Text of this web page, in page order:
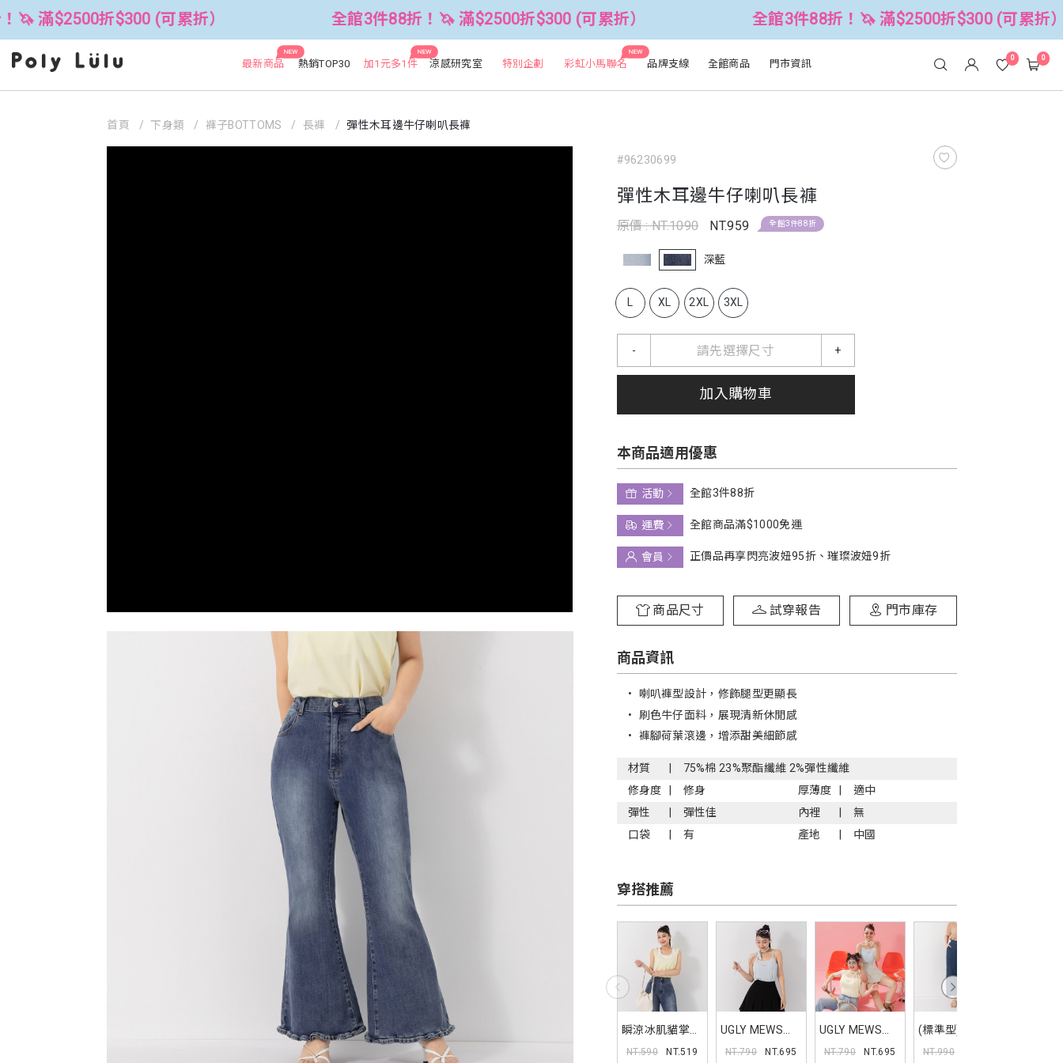
折$300 (可累折） 全館3件88折！🦄 滿$2500折$300 (可累折） 全館3件88折！🦄 滿$2500折$300 (可累折）
NEW
最新商品 熱銷TOP30
NEW
加1元多1件 涼感研究室 特別企劃
NEW
彩虹小馬聯名 品牌支線 全館商品 門市資訊 0 0
#96230699
彈性木耳邊牛仔喇叭長褲
原價 : NT.1090 NT.959 全館3件88折
深藍
L XL 2XL 3XL
請先選擇尺寸
- +
加入購物車
本商品適用優惠
活動
全館3件88折
運費
全館商品滿$1000免運
會員
正價品再享閃亮波妞95折、璀璨波妞9折
商品尺寸 試穿報告 門市庫存
商品資訊
• 喇叭褲型設計，修飾腿型更顯長
• 刷色牛仔面料，展現清新休閒感
• 褲腳荷葉滾邊，增添甜美細節感
材質
75%棉 23%聚酯纖維 2%彈性纖維
修身度
修身 厚薄度
適中
彈性
彈性佳 內裡
無
口袋
有 產地 中國
穿搭推薦
瞬涼冰肌貓掌刺
繡撞色背心
NT.590 NT.519
UGLY MEWS聯
名抗條背心(附
NT.790 NT.695
UGLY MEWS聯
名抗條背心(附
NT.790 NT.695
(標準型)理想百
搭小彎刀牛仔褲
NT.990
首頁 下身類 褲子BOTTOMS 長褲 彈性木耳邊牛仔喇叭長褲